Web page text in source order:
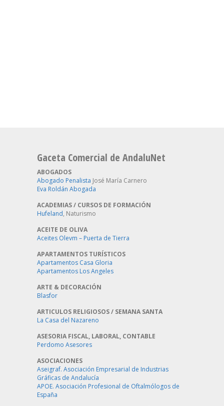
Gaceta Comercial de AndaluNet
ABOGADOS
Abogado Penalista José María Carnero
Eva Roldán Abogada
ACADEMIAS / CURSOS DE FORMACIÓN
Hufeland, Naturismo
ACEITE DE OLIVA
Aceites Olevm – Puerta de Tierra
APARTAMENTOS TURÍSTICOS
Apartamentos Casa Gloria
Apartamentos Los Angeles
ARTE & DECORACIÓN
Blasfor
ARTICULOS RELIGIOSOS / SEMANA SANTA
La Casa del Nazareno
ASESORIA FISCAL, LABORAL, CONTABLE
Perdomo Asesores
ASOCIACIONES
Aseigraf. Asociación Empresarial de Industrias
Gráficas de Andalucía
APOE. Asociación Profesional de Oftalmólogos de
España